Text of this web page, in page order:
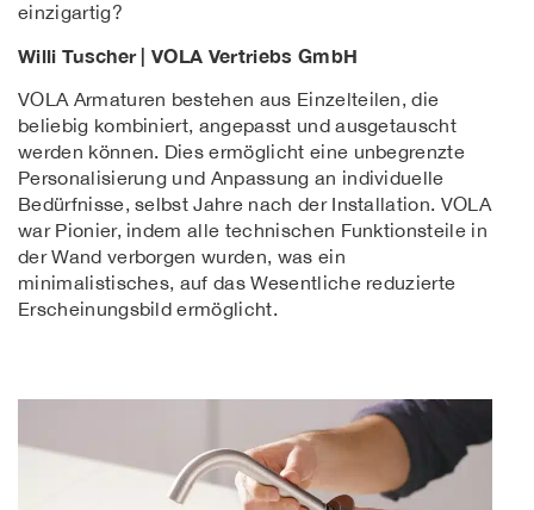
einzigartig?
Willi Tuscher | VOLA Vertriebs GmbH
VOLA Armaturen bestehen aus Einzelteilen, die
beliebig kombiniert, angepasst und ausgetauscht
werden können. Dies ermöglicht eine unbegrenzte
Personalisierung und Anpassung an individuelle
Bedürfnisse, selbst Jahre nach der Installation. VOLA
war Pionier, indem alle technischen Funktionsteile in
der Wand verborgen wurden, was ein
minimalistisches, auf das Wesentliche reduzierte
Erscheinungsbild ermöglicht.